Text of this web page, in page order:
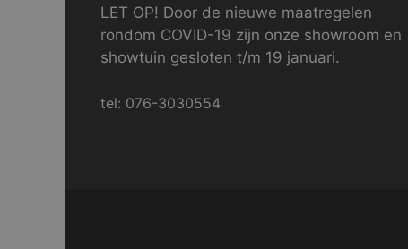
LET OP! Door de nieuwe maatregelen
rondom COVID-19 zijn onze showroom en
showtuin gesloten t/m 19 januari.
tel: 076-3030554